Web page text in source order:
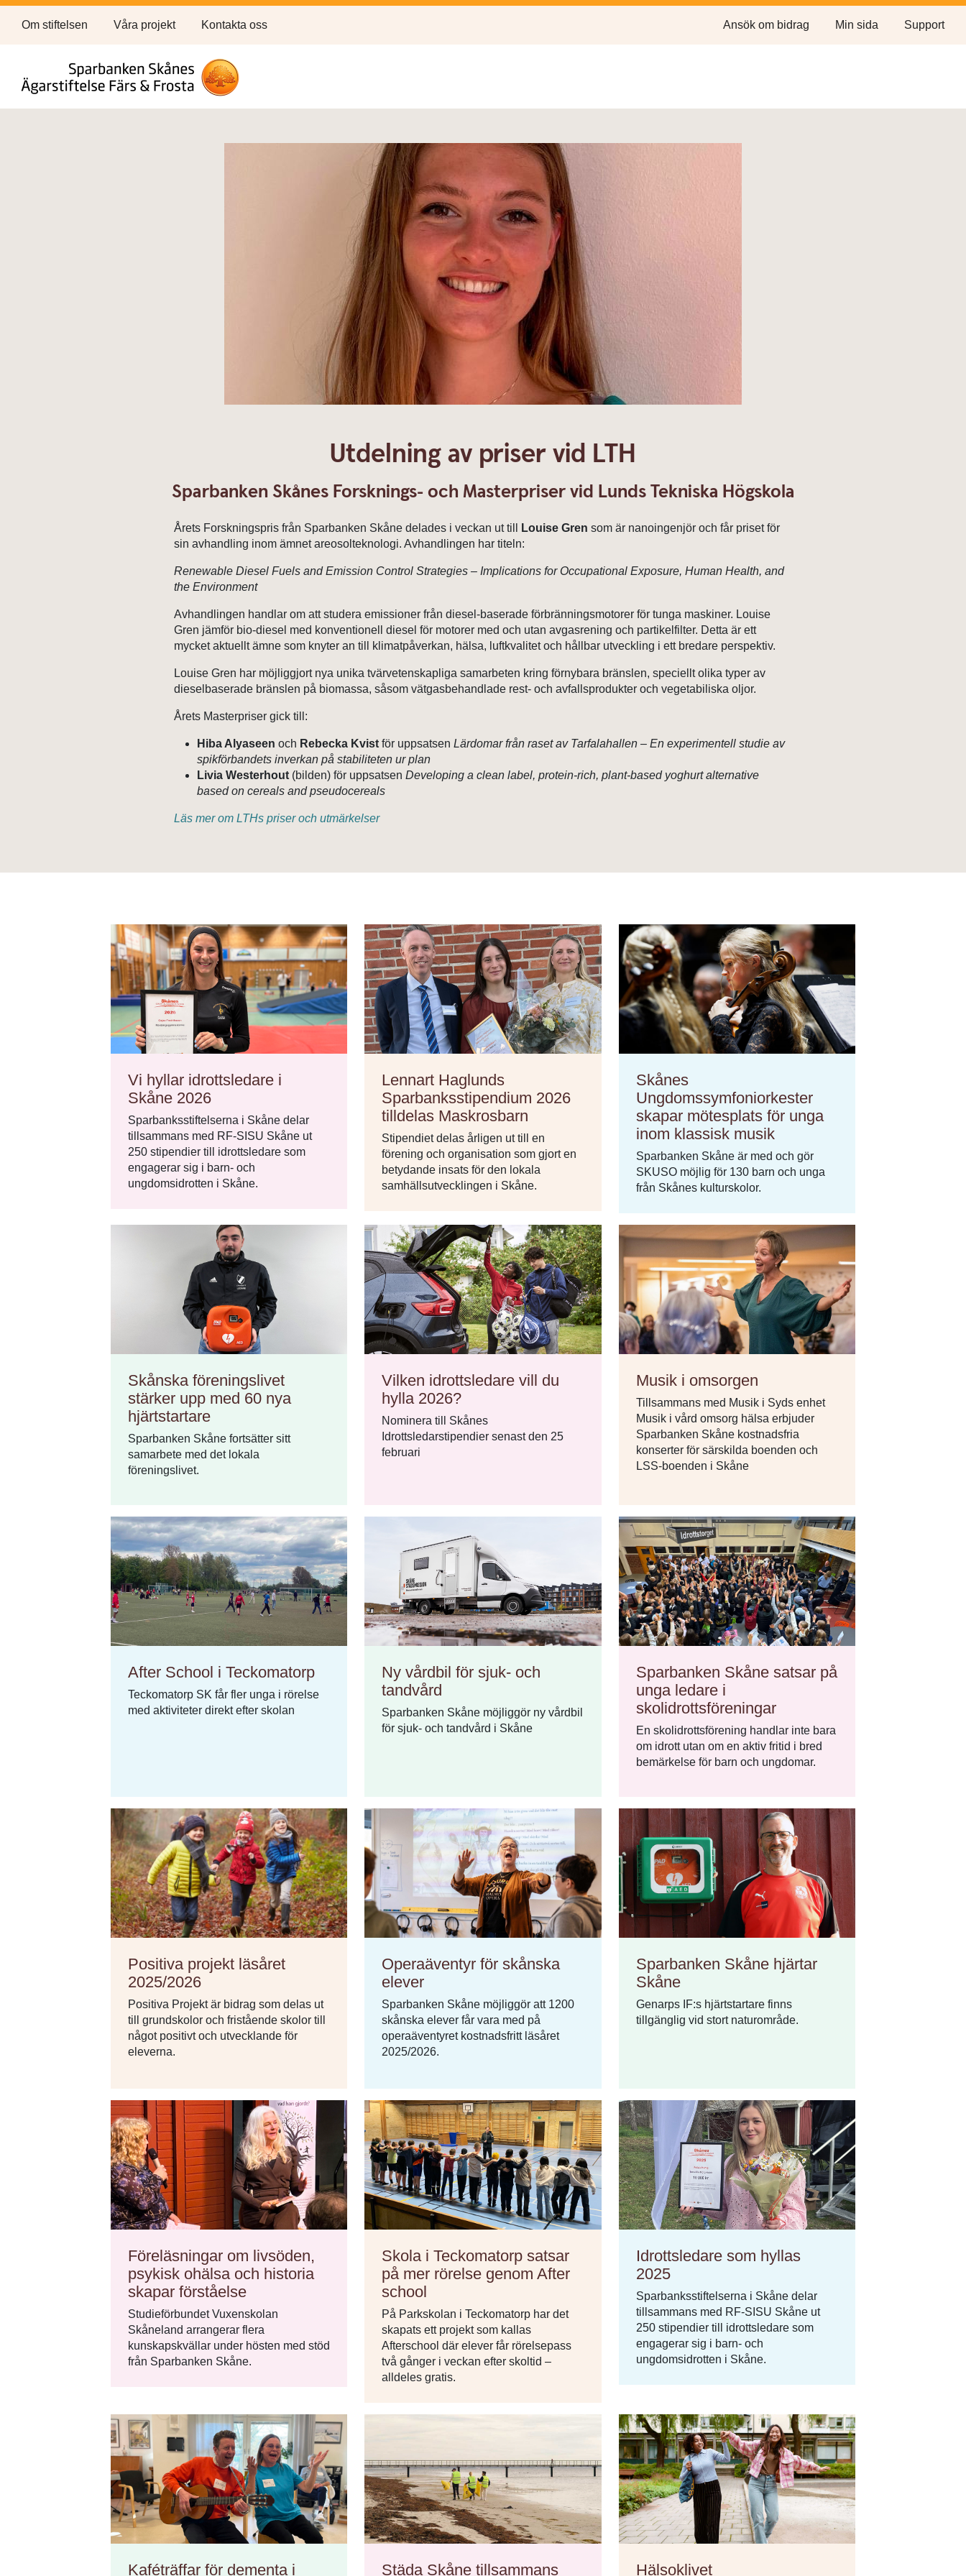
Om stiftelsen Våra projekt Kontakta oss Ansök om bidrag Min sida Support
Utdelning av priser vid LTH
Sparbanken Skånes Forsknings- och Masterpriser vid Lunds Tekniska Högskola
Årets Forskningspris från Sparbanken Skåne delades i veckan ut till Louise Gren som är nanoingenjör och får priset för
sin avhandling inom ämnet areosolteknologi. Avhandlingen har titeln:
Renewable Diesel Fuels and Emission Control Strategies – Implications for Occupational Exposure, Human Health, and
the Environment
Avhandlingen handlar om att studera emissioner från diesel-baserade förbränningsmotorer för tunga maskiner. Louise
Gren jämför bio-diesel med konventionell diesel för motorer med och utan avgasrening och partikelfilter. Detta är ett
mycket aktuellt ämne som knyter an till klimatpåverkan, hälsa, luftkvalitet och hållbar utveckling i ett bredare perspektiv.
Louise Gren har möjliggjort nya unika tvärvetenskapliga samarbeten kring förnybara bränslen, speciellt olika typer av
dieselbaserade bränslen på biomassa, såsom vätgasbehandlade rest- och avfallsprodukter och vegetabiliska oljor.
Årets Masterpriser gick till:
Hiba Alyaseen och Rebecka Kvist för uppsatsenLärdomar från raset av Tarfalahallen – En experimentell studie av
spikförbandets inverkan på stabiliteten ur plan
Livia Westerhout (bilden) för uppsatsenDeveloping a clean label, protein-rich, plant-based yoghurt alternative
based on cereals and pseudocereals
Läs mer om LTHs priser och utmärkelser
Vi hyllar idrottsledare i
Skåne 2026
Sparbanksstiftelserna i Skåne delar
tillsammans med RF-SISU Skåne ut
250 stipendier till idrottsledare som
engagerar sig i barn- och
ungdomsidrotten i Skåne.
Lennart Haglunds
Sparbanksstipendium 2026
tilldelas Maskrosbarn
Stipendiet delas årligen ut till en
förening och organisation som gjort en
betydande insats för den lokala
samhällsutvecklingen i Skåne.
Skånes
Ungdomssymfoniorkester
skapar mötesplats för unga
inom klassisk musik
Sparbanken Skåne är med och gör
SKUSO möjlig för 130 barn och unga
från Skånes kulturskolor.
Skånska föreningslivet
stärker upp med 60 nya
hjärtstartare
Sparbanken Skåne fortsätter sitt
samarbete med det lokala
föreningslivet.
Vilken idrottsledare vill du
hylla 2026?
Nominera till Skånes
Idrottsledarstipendier senast den 25
februari
Musik i omsorgen
Tillsammans med Musik i Syds enhet
Musik i vård omsorg hälsa erbjuder
Sparbanken Skåne kostnadsfria
konserter för särskilda boenden och
LSS-boenden i Skåne
After School i Teckomatorp
Teckomatorp SK får fler unga i rörelse
med aktiviteter direkt efter skolan
Ny vårdbil för sjuk- och
tandvård
Sparbanken Skåne möjliggör ny vårdbil
för sjuk- och tandvård i Skåne
Sparbanken Skåne satsar på
unga ledare i
skolidrottsföreningar
En skolidrottsförening handlar inte bara
om idrott utan om en aktiv fritid i bred
bemärkelse för barn och ungdomar.
Positiva projekt läsåret
2025/2026
Positiva Projekt är bidrag som delas ut
till grundskolor och fristående skolor till
något positivt och utvecklande för
eleverna.
Operaäventyr för skånska
elever
Sparbanken Skåne möjliggör att 1200
skånska elever får vara med på
operaäventyret kostnadsfritt läsåret
2025/2026.
Sparbanken Skåne hjärtar
Skåne
Genarps IF:s hjärtstartare finns
tillgänglig vid stort naturområde.
Föreläsningar om livsöden,
psykisk ohälsa och historia
skapar förståelse
Studieförbundet Vuxenskolan
Skåneland arrangerar flera
kunskapskvällar under hösten med stöd
från Sparbanken Skåne.
Skola i Teckomatorp satsar
på mer rörelse genom After
school
På Parkskolan i Teckomatorp har det
skapats ett projekt som kallas
Afterschool där elever får rörelsepass
två gånger i veckan efter skoltid –
alldeles gratis.
Idrottsledare som hyllas
2025
Sparbanksstiftelserna i Skåne delar
tillsammans med RF-SISU Skåne ut
250 stipendier till idrottsledare som
engagerar sig i barn- och
ungdomsidrotten i Skåne.
Kaféträffar för dementa i Städa Skåne tillsammans Hälsoklivet